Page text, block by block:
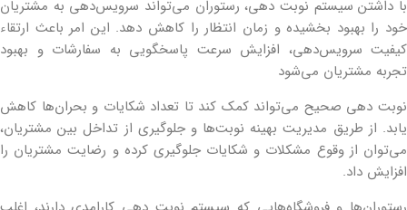
با داشتن سیستم نوبت دهی، رستوران می‌تواند سرویس‌دهی به مشتریان
خود را بهبود بخشیده و زمان انتظار را کاهش دهد. این امر باعث ارتقاء
کیفیت سرویس‌دهی، افزایش سرعت پاسخگویی به سفارشات و بهبود
تجربه مشتریان می‌شود
نوبت دهی صحیح می‌تواند کمک کند تا تعداد شکایات و بحران‌ها کاهش
یابد. از طریق مدیریت بهینه نوبت‌ها و جلوگیری از تداخل بین مشتریان،
می‌توان از وقوع مشکلات و شکایات جلوگیری کرده و رضایت مشتریان را
افزایش داد.